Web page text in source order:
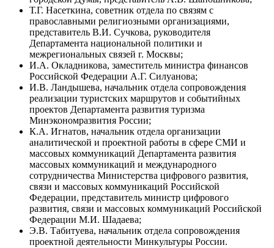
Т.Г. Насеткина, советник отдела по связям с
православными религиозными организациями,
представитель В.И. Сучкова, руководителя
Департамента национальной политики и
межрегиональных связей г. Москвы;
И.А. Окладникова, заместитель министра финансов
Российской Федерации А.Г. Силуанова;
И.В. Ландышева, начальник отдела сопровождения
реализации туристских маршрутов и событийных
проектов Департамента развития туризма
Минэкономразвития России;
К.А. Игнатов, начальник отдела организации
аналитической и проектной работы в сфере СМИ и
массовых коммуникаций Департамента развития
массовых коммуникаций и международного
сотрудничества Министерства цифрового развития,
связи и массовых коммуникаций Российской
Федерации, представитель министр цифрового
развития, связи и массовых коммуникаций Российской
Федерации М.И. Шадаева;
Э.В. Табитуева, начальник отдела сопровождения
проектной деятельности Минкультуры России.